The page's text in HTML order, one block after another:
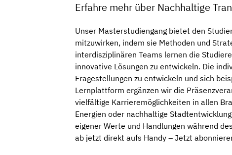
Erfahre mehr über Nachhaltige
Unser Masterstudiengang bietet den
mitzuwirken, indem sie Methoden und
interdisziplinären Teams lernen die
innovative Lösungen zu entwickeln. Die
Fragestellungen zu entwickeln und sich
Lernplattform ergänzen wir die
vielfältige Karrieremöglichkeiten in allen
Energien oder nachhaltige
eigener Werte und Handlungen während
ab jetzt direkt aufs Handy – Jetzt